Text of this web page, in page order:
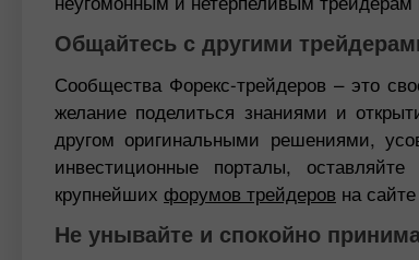
Общайтесь с другими
Сообщества Форекс-трейдеров – это
желание поделиться знаниями и
другом оригинальными решениями,
инвестиционные порталы,
крупнейших форумов трейдеров на
Не унывайте и спокойно